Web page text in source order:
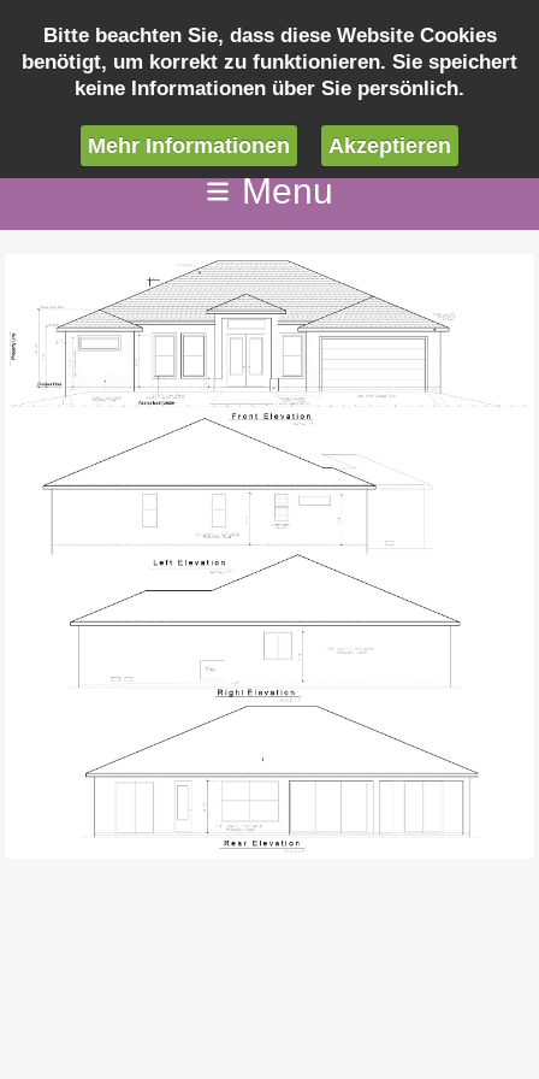
Bitte beachten Sie, dass diese Website Cookies
benötigt, um korrekt zu funktionieren. Sie speichert
keine Informationen über Sie persönlich.
Mehr Informationen Akzeptieren
info@cape-coral-ferienvilla.de
Menu